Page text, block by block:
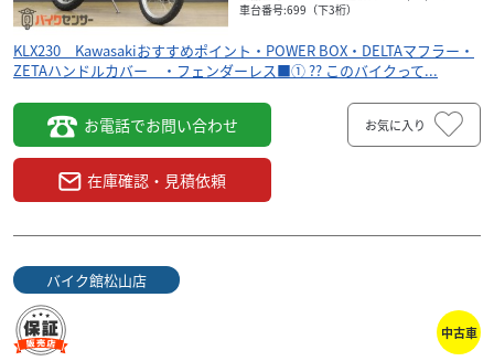
車台番号:699（下3桁）
KLX230 Kawasakiおすすめポイント・POWER BOX・DELTAマフラー・
ZETAハンドルカバー ・フェンダーレス■① ?? このバイクって...
お電話でお問い合わせ
在庫確認・見積依頼
お気に入り
バイク館松山店
中古車